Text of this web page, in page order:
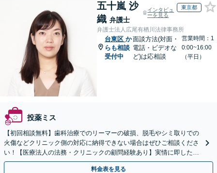
五十嵐 沙
織 弁護士
インタビュ
ーを見る
東京都
弁護士法人広尾有栖川法律事務所
台東区 か
らも相談
受付中
面談方法(対面・
電話・ビデオな
ど)は応相談
営業時間：1
0:00~16:00
（平日）
投薬ミス
【初回相談無料】歯科治療でのリーマーの破損、脱毛やシミ取りでの
火傷などクリニック側の対応に納得できない場合はぜひご相談くださ
い！【医療法人の法務・クリニックの顧問経験あり】実情に即したア
ドバイスで、納得のできるトラブルの解決を目指します。
料金表を見る